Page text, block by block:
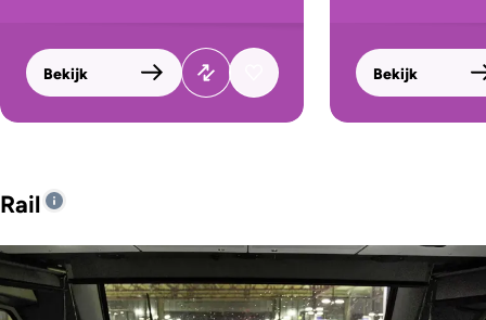
Bekijk Bekijk
Rail